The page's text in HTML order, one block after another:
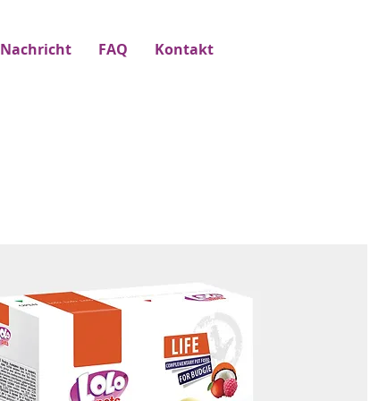
Nachricht FAQ Kontakt